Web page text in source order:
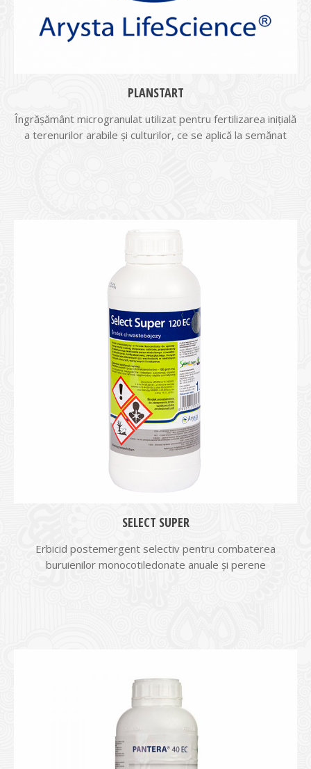
PLANSTART
Îngrășământ microgranulat utilizat pentru fertilizarea inițială
a terenurilor arabile și culturilor, ce se aplică la semănat
SELECT SUPER
Erbicid postemergent selectiv pentru combaterea
buruienilor monocotiledonate anuale și perene